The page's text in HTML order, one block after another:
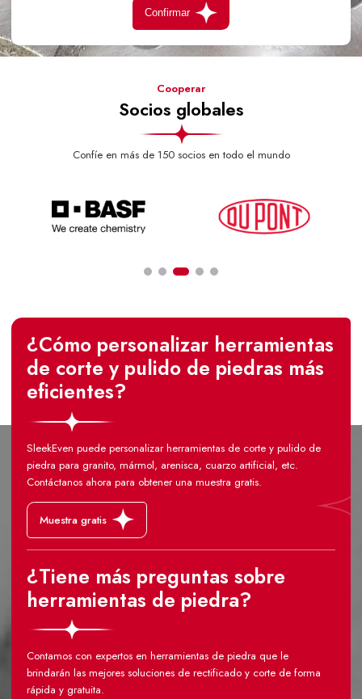
Confirmar
Cooperar
Socios globales
Confíe en más de 150 socios en todo el mundo
¿Cómo personalizar herramientas
de corte y pulido de piedras más
eficientes?
SleekEven puede personalizar herramientas de corte y pulido de
piedra para granito, mármol, arenisca, cuarzo artificial, etc.
Contáctanos ahora para obtener una muestra gratis.
Muestra gratis
¿Tiene más preguntas sobre
herramientas de piedra?
Contamos con expertos en herramientas de piedra que le
brindarán las mejores soluciones de rectificado y corte de forma
rápida y gratuita.